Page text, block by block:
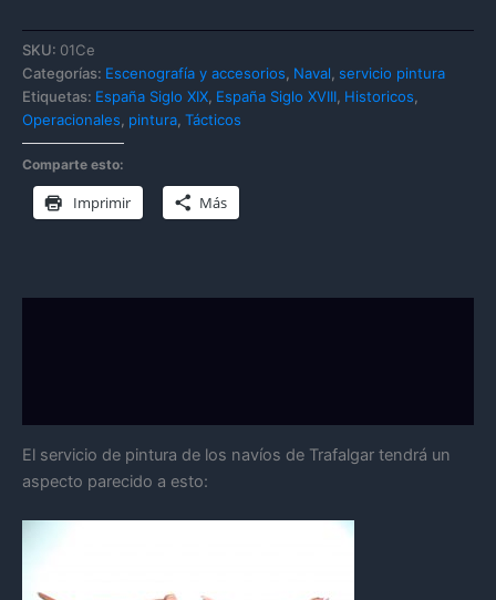
SKU: 01Ce
Categorías: Escenografía y accesorios Naval servicio pintura
Etiquetas: España Siglo XIX España Siglo XVIII Historicos
Operacionales pintura Tácticos
Comparte esto:
Imprimir Más
El servicio de pintura de los navíos de Trafalgar tendrá un
aspecto parecido a esto: